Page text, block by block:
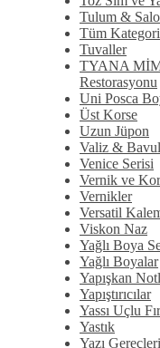
Tulum &
Tüm
Tuvaller
TYANA
Restorasyonu
Uni Posca
Üst Korse
Uzun Jüpon
Valiz & Bavul
Venice Serisi
Vernik ve
Vernikler
Versatil
Viskon Naz
Yağlı Boya
Yağlı Boyalar
Yapışkan
Yapıştırıcılar
Yassı Uçlu
Yastık
Yazı Gereçleri